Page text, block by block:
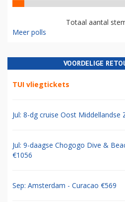
Totaal aantal
Meer polls
VOORDELIGE
TUI vliegtickets
Jul: 8-dg cruise Oost Middellandse
Jul: 9-daagse Chogogo Dive &
€1056
Sep: Amsterdam - Curacao €569